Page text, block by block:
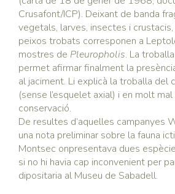
Crusafont/ICP). Deixant de banda
vegetals, larves, insectes i
peixos trobats corresponen a
mostres de Pleuropholis. La
permet afirmar finalment la
al jaciment. Li explicà la troballa del
(sense l’esquelet axial) i en molt
conservació.
De resultes d’aquelles campanyes
una nota preliminar sobre la fauna
Montsec onpresentava dues
si no hi havia cap inconvenient per
dipositaria al Museu de Sabadell.